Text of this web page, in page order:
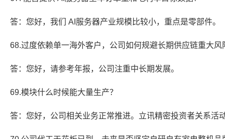
答：您好，我们 AI服务器产业规模比较小，重点是零部件。
68.过度依赖单一海外客户，公司如何规避长期供应链重大风
答：您好，请参考年报，公司注重中长期发展。
69.模块什么时候能大量生产？
答：您好，公司相关业务正常推进。立讯精密投资者关系活